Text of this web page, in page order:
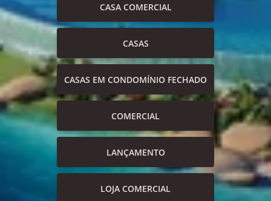
CASA COMERCIAL
CASAS
CASAS EM CONDOMÍNIO FECHADO
COMERCIAL
LANÇAMENTO
LOJA COMERCIAL